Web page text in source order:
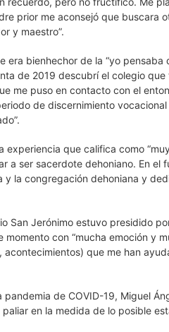
prior me aconsejó que buscara
y maestro”.
era bienhechor de la “yo pensaba
de 2019 descubrí el colegio que
me puso en contacto con el
de discernimiento
experiencia que califica como
a ser sacerdote dehoniano. En el
la congregación dehoniana y
San Jerónimo estuvo presidido
con “mucha emoción y
que me han
de COVID-19, Miguel
en la medida de lo posible